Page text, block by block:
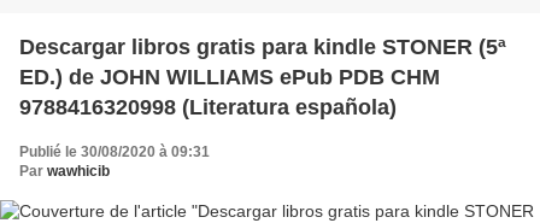
Descargar libros gratis para kindle STONER (5ª
ED.) de JOHN WILLIAMS ePub PDB CHM
9788416320998 (Literatura española)
Publié le 30/08/2020 à 09:31
Par wawhicib